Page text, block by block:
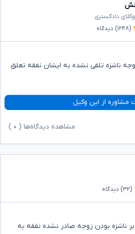
دادگستری
(۱۲۴۸) دیدگاه
ناشزه تلقی نشده به ایشان نفقه تعلق
مشاوره از این وکیل
مشاهده دیدگاه‌ها ( ۰
(۳۲) دیدگاه
ناشزه بودن زوجه صادر نشده نفقه به